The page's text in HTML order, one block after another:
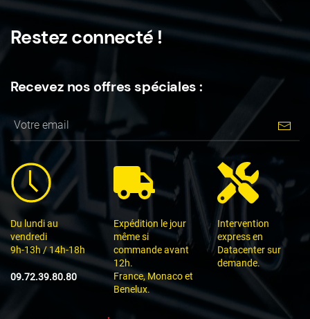
Restez connecté !
Recevez nos offres spéciales :
Du lundi au
vendredi
9h-13h / 14h-18h
09.72.39.80.80
Expédition le jour
même si
commande avant
12h.
France, Monaco et
Benelux.
Intervention
express en
Datacenter sur
demande.